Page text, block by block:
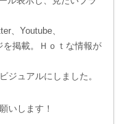
、Youtube、
掲載。Ｈｏｔな情報が
ジュアルにしました。
いします！